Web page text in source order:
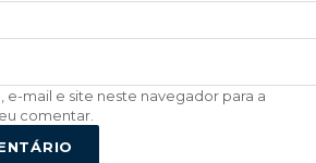
e-mail e site neste navegador para a
comentar.